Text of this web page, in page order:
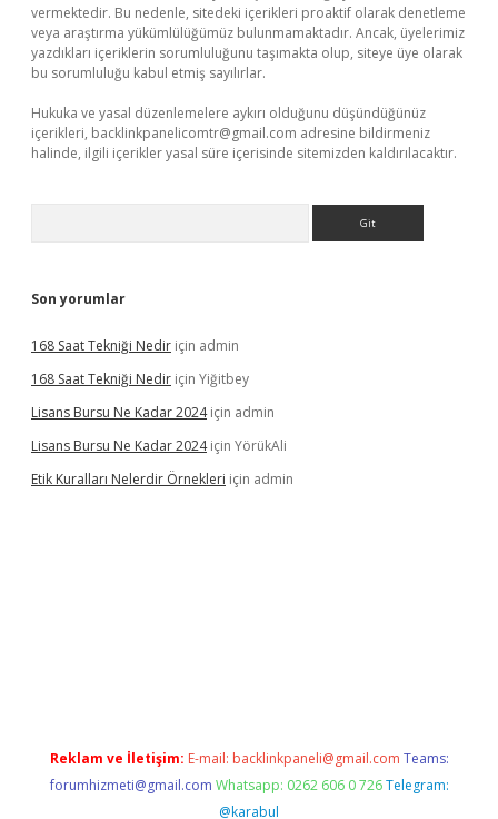
vermektedir. Bu nedenle, sitedeki içerikleri proaktif olarak denetleme
veya araştırma yükümlülüğümüz bulunmamaktadır. Ancak, üyelerimiz
yazdıkları içeriklerin sorumluluğunu taşımakta olup, siteye üye olarak
bu sorumluluğu kabul etmiş sayılırlar.
Hukuka ve yasal düzenlemelere aykırı olduğunu düşündüğünüz
içerikleri, backlinkpanelicomtr@gmail.com adresine bildirmeniz
halinde, ilgili içerikler yasal süre içerisinde sitemizden kaldırılacaktır.
Son yorumlar
168 Saat Tekniği Nedir için admin
168 Saat Tekniği Nedir için Yiğitbey
Lisans Bursu Ne Kadar 2024için admin
Lisans Bursu Ne Kadar 2024için YörükAli
Etik Kuralları Nelerdir Örnekleri için admin
Reklam ve İletişim: E-mail: backlinkpaneli@gmail.com Teams:
forumhizmeti@gmail.com Whatsapp: 0262 606 0 726 Telegram:
@karabul